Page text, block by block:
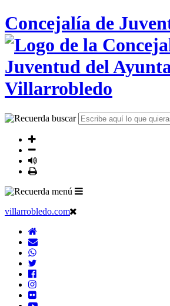
Concejalía de
villarrobledo.com